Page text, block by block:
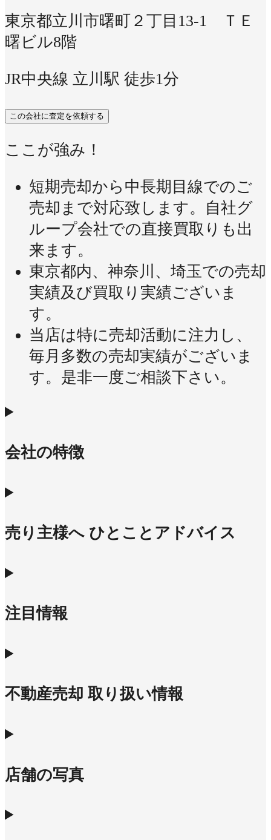
東京都立川市曙町２丁目13-1 ＴＥ
曙ビル8階
JR中央線 立川駅 徒歩1分
この会社に査定を依頼する
ここが強み！
短期売却から中長期目線でのご
売却まで対応致します。自社グ
ループ会社での直接買取りも出
来ます。
東京都内、神奈川、埼玉での売却
実績及び買取り実績ございま
す。
当店は特に売却活動に注力し、
毎月多数の売却実績がございま
す。是非一度ご相談下さい。
会社の特徴
売り主様へ ひとことアドバイス
注目情報
不動産売却 取り扱い情報
店舗の写真